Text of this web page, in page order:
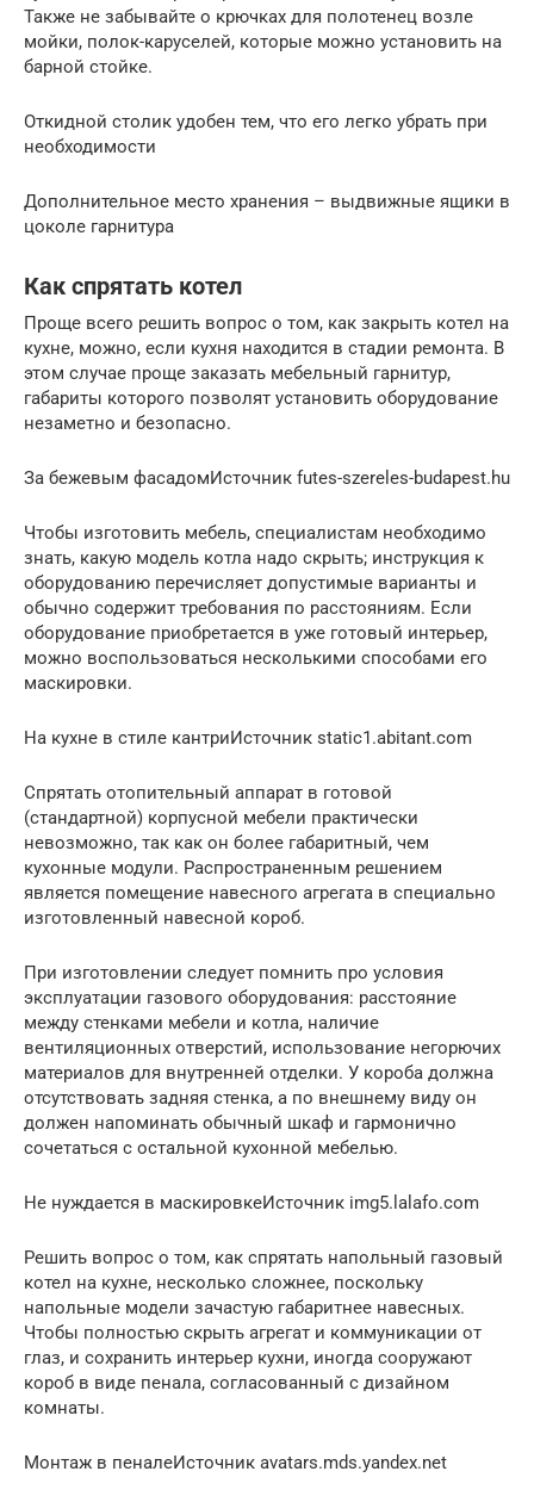
Также не забывайте о крючках для полотенец возле
мойки, полок-каруселей, которые можно установить на
барной стойке.
Откидной столик удобен тем, что его легко убрать при
необходимости
Дополнительное место хранения – выдвижные ящики в
цоколе гарнитура
Как спрятать котел
Проще всего решить вопрос о том, как закрыть котел на
кухне, можно, если кухня находится в стадии ремонта. В
этом случае проще заказать мебельный гарнитур,
габариты которого позволят установить оборудование
незаметно и безопасно.
За бежевым фасадомИсточник futes-szereles-budapest.hu
Чтобы изготовить мебель, специалистам необходимо
знать, какую модель котла надо скрыть; инструкция к
оборудованию перечисляет допустимые варианты и
обычно содержит требования по расстояниям. Если
оборудование приобретается в уже готовый интерьер,
можно воспользоваться несколькими способами его
маскировки.
На кухне в стиле кантриИсточник static1.abitant.com
Спрятать отопительный аппарат в готовой
(стандартной) корпусной мебели практически
невозможно, так как он более габаритный, чем
кухонные модули. Распространенным решением
является помещение навесного агрегата в специально
изготовленный навесной короб.
При изготовлении следует помнить про условия
эксплуатации газового оборудования: расстояние
между стенками мебели и котла, наличие
вентиляционных отверстий, использование негорючих
материалов для внутренней отделки. У короба должна
отсутствовать задняя стенка, а по внешнему виду он
должен напоминать обычный шкаф и гармонично
сочетаться с остальной кухонной мебелью.
Не нуждается в маскировкеИсточник img5.lalafo.com
Решить вопрос о том, как спрятать напольный газовый
котел на кухне, несколько сложнее, поскольку
напольные модели зачастую габаритнее навесных.
Чтобы полностью скрыть агрегат и коммуникации от
глаз, и сохранить интерьер кухни, иногда сооружают
короб в виде пенала, согласованный с дизайном
комнаты.
Монтаж в пеналеИсточник avatars.mds.yandex.net